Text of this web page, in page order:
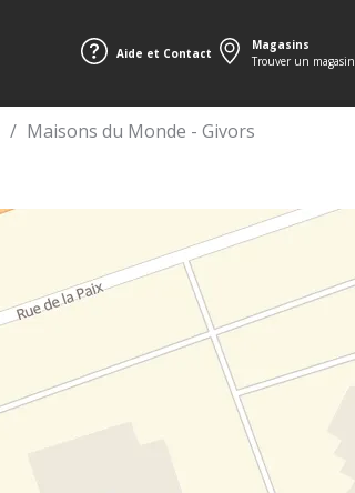
Aide et Contact
Magasins
Trouver un magasin
Maisons du Monde - Givors